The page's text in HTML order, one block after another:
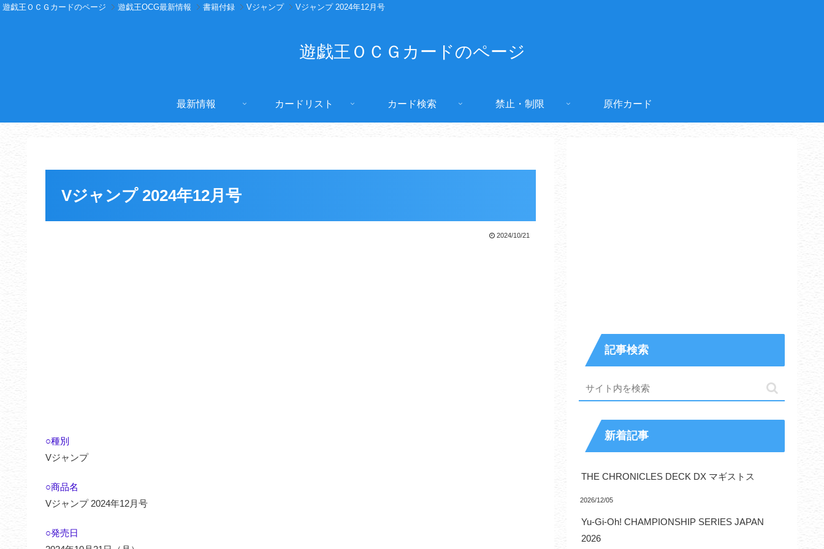
遊戯王ＯＣＧカードのページ 遊戯王OCG最新情報 書籍付録 Vジャンプ Vジャンプ 2024年12月号
遊戯王ＯＣＧカードのページ
最新情報 カードリスト カード検索 禁止・制限 原作カード
Vジャンプ 2024年12月号
2024/10/21
○種別
Vジャンプ
○商品名
Vジャンプ 2024年12月号
○発売日
記事検索
新着記事
THE CHRONICLES DECK DX マギストス
2026/12/05
Yu-Gi-Oh! CHAMPIONSHIP SERIES JAPAN
2026